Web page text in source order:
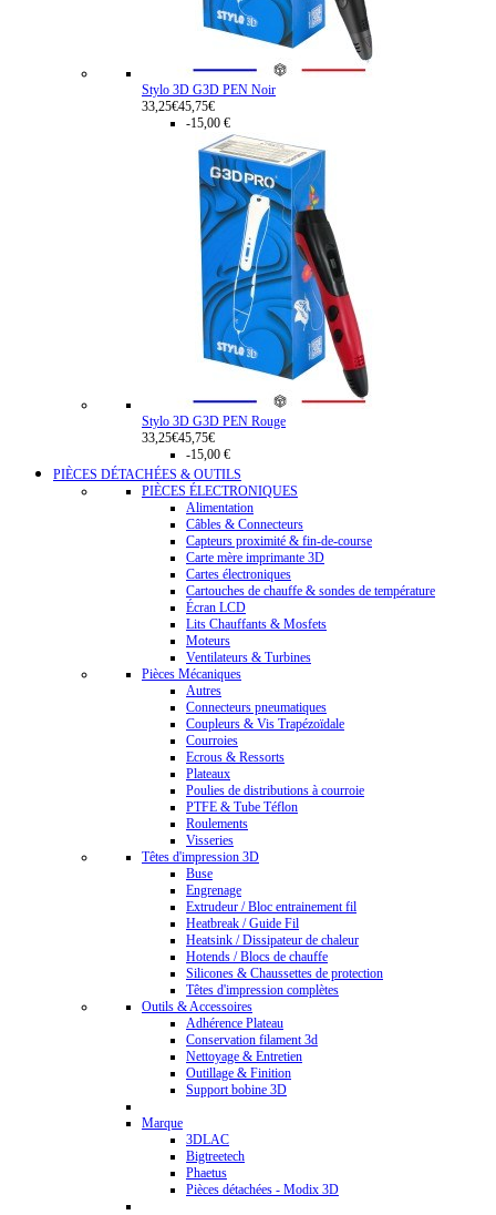
Stylo 3D G3D PEN Noir
33,25€45,75€
-15,00 €
Stylo 3D G3D PEN Rouge
33,25€45,75€
-15,00 €
PIÈCES DÉTACHÉES & OUTILS
PIÈCES ÉLECTRONIQUES
Alimentation
Câbles & Connecteurs
Capteurs proximité & fin-de-course
Carte mère imprimante 3D
Cartes électroniques
Cartouches de chauffe & sondes de température
Écran LCD
Lits Chauffants & Mosfets
Moteurs
Ventilateurs & Turbines
Pièces Mécaniques
Autres
Connecteurs pneumatiques
Coupleurs & Vis Trapézoïdale
Courroies
Ecrous & Ressorts
Plateaux
Poulies de distributions à courroie
PTFE & Tube Téflon
Roulements
Visseries
Têtes d'impression 3D
Buse
Engrenage
Extrudeur / Bloc entrainement fil
Heatbreak / Guide Fil
Heatsink / Dissipateur de chaleur
Hotends / Blocs de chauffe
Silicones & Chaussettes de protection
Têtes d'impression complètes
Outils & Accessoires
Adhérence Plateau
Conservation filament 3d
Nettoyage & Entretien
Outillage & Finition
Support bobine 3D
Marque
3DLAC
Bigtreetech
Phaetus
Pièces détachées - Modix 3D